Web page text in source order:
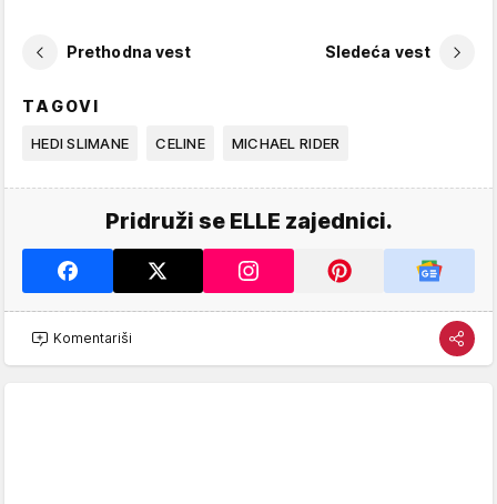
Prethodna vest Sledeća vest
TAGOVI
HEDI SLIMANE CELINE MICHAEL RIDER
Pridruži se ELLE zajednici.
Komentariši